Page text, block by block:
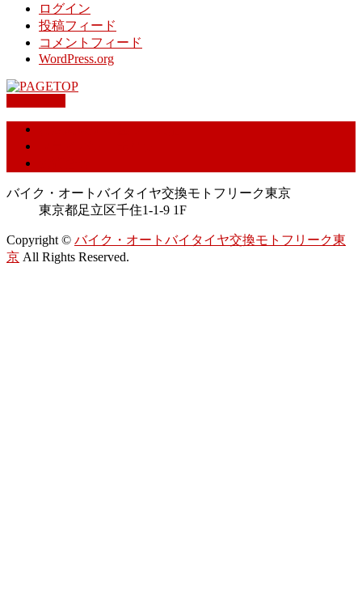
ログイン
投稿フィード
コメントフィード
WordPress.org
バイク・オートバイタイヤ交換モトフリーク東京
東京都足立区千住1-1-9 1F
Copyright © バイク・オートバイタイヤ交換モトフリーク東
京 All Rights Reserved.